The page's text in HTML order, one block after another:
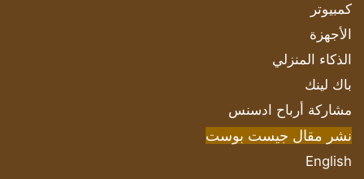
كمبيوتر
الأجهزة
الذكاء المنزلي
باك لينك
مشاركة أرباح ادسنس
نشر مقال جيست بوست
English